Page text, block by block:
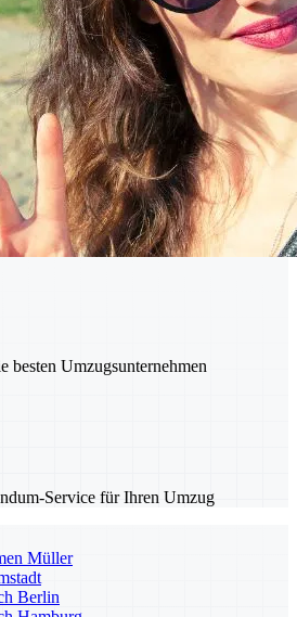
besten Umzugsunternehmen
Service für Ihren Umzug
Müller
Berlin